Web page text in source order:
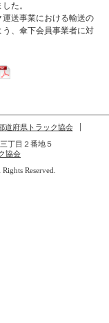
た。
送事業における輸送の
、傘下会員事業者に対
道府県トラック協会
丁目２番地５
協会
Reserved.